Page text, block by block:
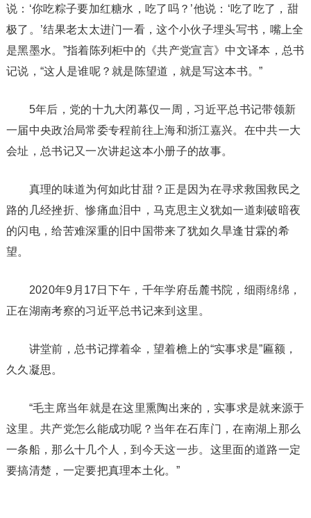
说：‘你吃粽子要加红糖水，吃了吗？’他说：‘吃了吃了，甜
极了。’结果老太太进门一看，这个小伙子埋头写书，嘴上全
是黑墨水。”指着陈列柜中的《共产党宣言》中文译本，总书
记说，“这人是谁呢？就是陈望道，就是写这本书。”
5年后，党的十九大闭幕仅一周，习近平总书记带领新
一届中央政治局常委专程前往上海和浙江嘉兴。在中共一大
会址，总书记又一次讲起这本小册子的故事。
真理的味道为何如此甘甜？正是因为在寻求救国救民之
路的几经挫折、惨痛血泪中，马克思主义犹如一道刺破暗夜
的闪电，给苦难深重的旧中国带来了犹如久旱逢甘霖的希
望。
2020年9月17日下午，千年学府岳麓书院，细雨绵绵，
正在湖南考察的习近平总书记来到这里。
讲堂前，总书记撑着伞，望着檐上的“实事求是”匾额，
久久凝思。
“毛主席当年就是在这里熏陶出来的，实事求是就来源于
这里。共产党怎么能成功呢？当年在石库门，在南湖上那么
一条船，那么十几个人，到今天这一步。这里面的道路一定
要搞清楚，一定要把真理本土化。”